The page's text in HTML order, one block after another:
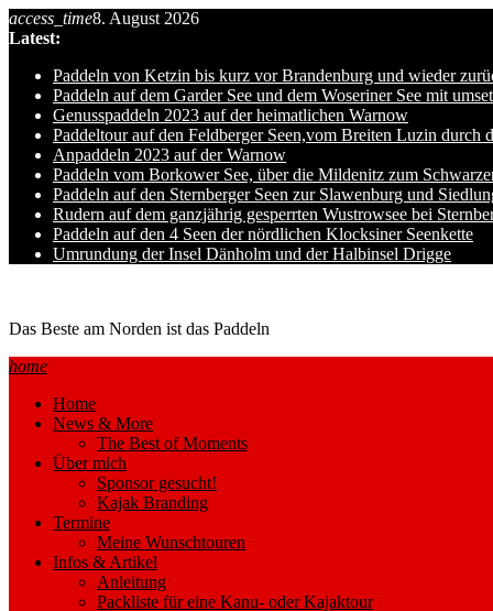
Skip
to
access_time8. August 2026
Latest:
Paddeln von Ketzin bis kurz vor Brandenburg und wieder
Paddeln auf dem Garder See und dem Woseriner See mit
Genusspaddeln 2023 auf der heimatlichen Warnow
Paddeltour auf den Feldberger Seen,vom Breiten Luzin
Anpaddeln 2023 auf der Warnow
Paddeln vom Borkower See, über die Mildenitz zum
Paddeln auf den Sternberger Seen zur Slawenburg und
Rudern auf dem ganzjährig gesperrten Wustrowsee bei
Paddeln auf den 4 Seen der nördlichen Klocksiner Seenkette
Umrundung der Insel Dänholm und der Halbinsel Drigge
Das Beste am Norden ist das Paddeln
home
Home
News & More
The Best of Moments
Über mich
Sponsor gesucht!
Kajak Branding
Termine
Meine Wunschtouren
Infos & Artikel
Anleitung
Packliste für eine Kanu- oder Kajaktour